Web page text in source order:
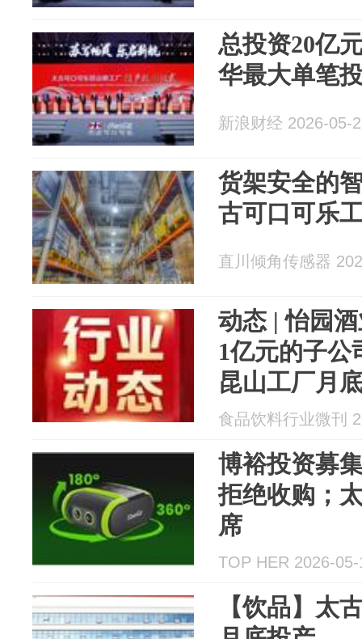
总投资20亿
华最大单笔
新浪财经 2026-05-
货架安全的
古可口可乐
直川倾角传感器
动态 | 怡园
1亿元的子公
昆山工厂月
食品饮料行业微刊
博裕投资募
拒绝收购；
席
TOP HER 2026-05-
【饮品】太